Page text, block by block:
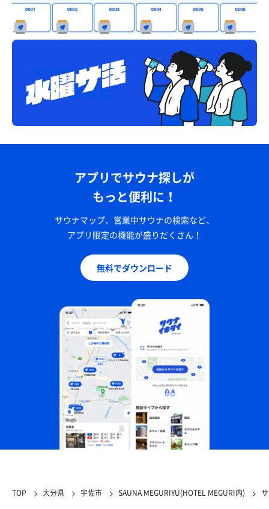
アプリでサウナ探しが
もっと便利に！
サウナマップ、営業中サウナの検索など、
アプリ限定の機能が盛りだくさん！
無料でダウンロード
TOP 大分県 宇佐市 SAUNA MEGURIYU(HOTEL MEGURI内)